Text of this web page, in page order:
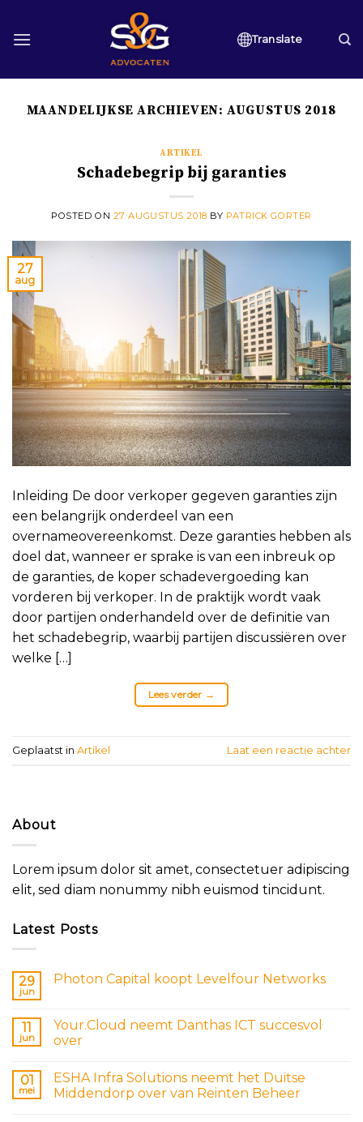
content
Translate
MAANDELIJKSE ARCHIEVEN: AUGUSTUS 2018
ARTIKEL
Schadebegrip bij garanties
POSTED ON 27 AUGUSTUS 2018 BY PATRICK GORTER
27
aug
Inleiding De door verkoper gegeven garanties zijn
een belangrijk onderdeel van een
overnameovereenkomst. Deze garanties hebben als
doel dat, wanneer er sprake is van een inbreuk op
de garanties, de koper schadevergoeding kan
vorderen bij verkoper. In de praktijk wordt vaak
door partijen onderhandeld over de definitie van
het schadebegrip, waarbij partijen discussiëren over
welke […]
Lees verder →
Geplaatst in Artikel Laat een reactie achter
About
Lorem ipsum dolor sit amet, consectetuer adipiscing
elit, sed diam nonummy nibh euismod tincidunt.
Latest Posts
29
jun
Photon Capital koopt Levelfour Networks
11
jun
Your.Cloud neemt Danthas ICT succesvol
over
01
mei
ESHA Infra Solutions neemt het Duitse
Middendorp over van Reinten Beheer